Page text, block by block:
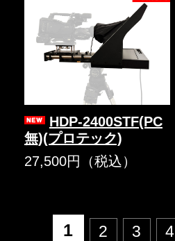
HDP-2400STF(PC
無)(プロテック)
27,500円（税込）
1 2 3 4